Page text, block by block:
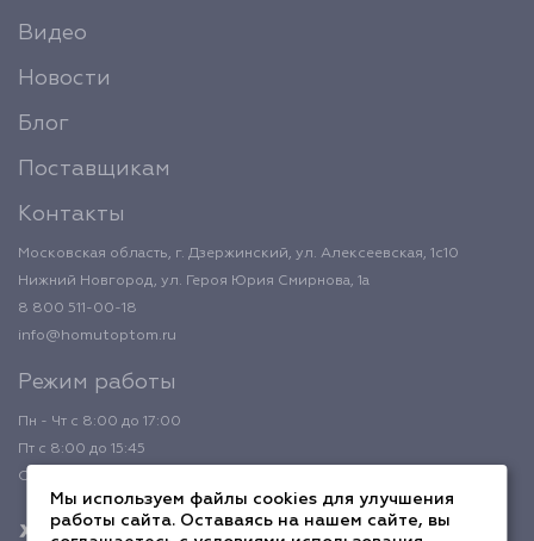
Видео
Новости
Блог
Поставщикам
Контакты
Московская область, г. Дзержинский, ул. Алексеевская, 1с10
Нижний Новгород, ул. Героя Юрия Смирнова, 1а
8 800 511-00-18
info@homutoptom.ru
Режим работы
Пн - Чт с 8:00 до 17:00
Пт с 8:00 до 15:45
Обед с 12:00 до 12:45
Мы используем файлы cookies для улучшения
работы сайта. Оставаясь на нашем сайте, вы